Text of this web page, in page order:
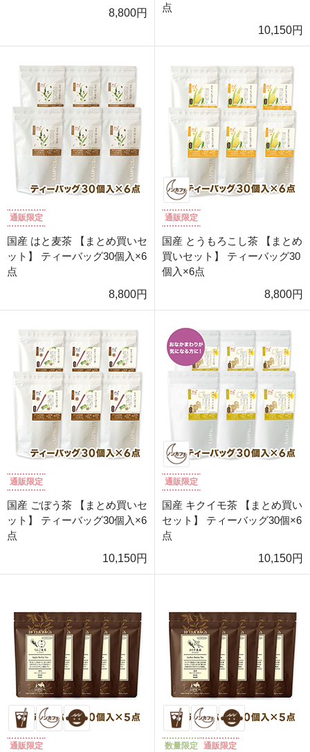
8,800円
点
10,150円
通販限定
国産 はと麦茶 【まとめ買いセ
ット】 ティーバッグ30個入×6
点
8,800円
通販限定
国産 とうもろこし茶 【まとめ
買いセット】 ティーバッグ30
個入×6点
8,800円
通販限定
国産 ごぼう茶 【まとめ買いセ
ット】 ティーバッグ30個入×6
点
10,150円
通販限定
国産 キクイモ茶 【まとめ買い
セット】 ティーバッグ30個×6
点
10,150円
通販限定 数量限定 通販限定